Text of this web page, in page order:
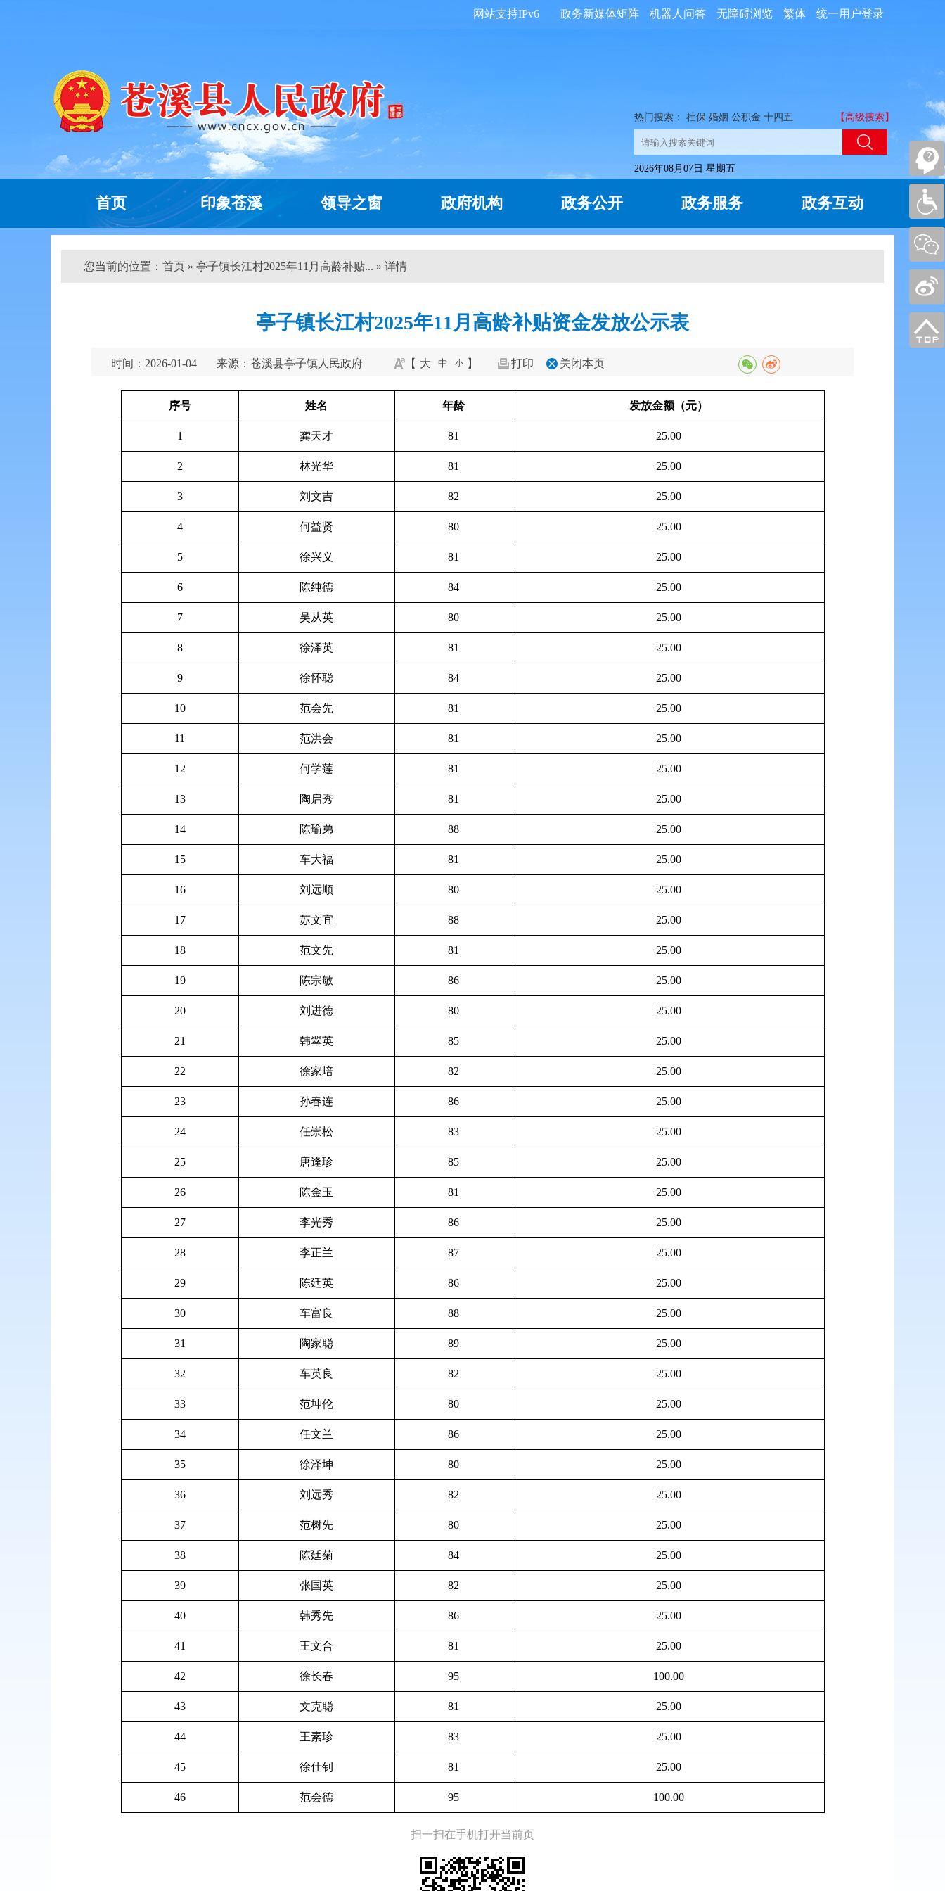
统一用户登录
繁体
无障碍浏览
机器人问答
政务新媒体矩阵
网站支持IPv6
热门搜索： 社保 婚姻 公积金 十四五 【高级搜索】
2026年08月07日 星期五
首页 印象苍溪 领导之窗 政府机构 政务公开 政务服务 政务互动
您当前的位置： 首页 » 亭子镇长江村2025年11月高龄补贴... » 详情
亭子镇长江村2025年11月高龄补贴资金发放公示表
时间：2026-01-04 来源：苍溪县亭子镇人民政府 【 大 中 小 】 打印 关闭本页
序号 姓名 年龄 发放金额（元）
1 龚天才 81 25.00
2 林光华 81 25.00
3 刘文吉 82 25.00
4 何益贤 80 25.00
5 徐兴义 81 25.00
6 陈纯德 84 25.00
7 吴从英 80 25.00
8 徐泽英 81 25.00
9 徐怀聪 84 25.00
10 范会先 81 25.00
11 范洪会 81 25.00
12 何学莲 81 25.00
13 陶启秀 81 25.00
14 陈瑜弟 88 25.00
15 车大福 81 25.00
16 刘远顺 80 25.00
17 苏文宜 88 25.00
18 范文先 81 25.00
19 陈宗敏 86 25.00
20 刘进德 80 25.00
21 韩翠英 85 25.00
22 徐家培 82 25.00
23 孙春连 86 25.00
24 任崇松 83 25.00
25 唐逢珍 85 25.00
26 陈金玉 81 25.00
27 李光秀 86 25.00
28 李正兰 87 25.00
29 陈廷英 86 25.00
30 车富良 88 25.00
31 陶家聪 89 25.00
32 车英良 82 25.00
33 范坤伦 80 25.00
34 任文兰 86 25.00
35 徐泽坤 80 25.00
36 刘远秀 82 25.00
37 范树先 80 25.00
38 陈廷菊 84 25.00
39 张国英 82 25.00
40 韩秀先 86 25.00
41 王文合 81 25.00
42 徐长春 95 100.00
43 文克聪 81 25.00
44 王素珍 83 25.00
45 徐仕钊 81 25.00
46 范会德 95 100.00
扫一扫在手机打开当前页